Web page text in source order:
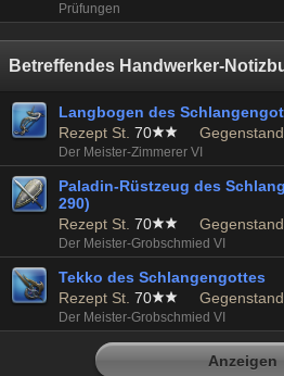
Prüfungen
Betreffendes Handwerker-
Langbogen des
Rezept St. 70
Der Meister-Zimmerer VI
Paladin-Rüstzeug des
290)
Rezept St. 70
Der Meister-Grobschmied VI
Tekko des Schlangengottes
Rezept St. 70
Der Meister-Grobschmied VI
Anzeigen